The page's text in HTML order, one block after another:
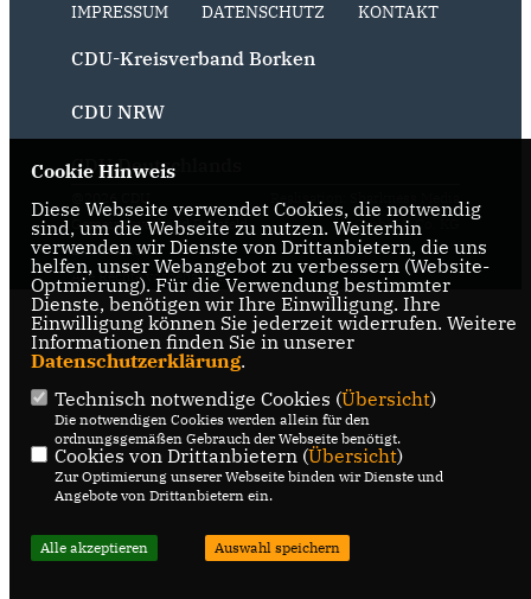
IMPRESSUM DATENSCHUTZ KONTAKT
CDU-Kreisverband Borken
CDU NRW
CDU Deutschlands
@2026 CDU
Gemeindeverband Raesfeld-
Erle-Homer
Alle Rechte vorbehalten.
Realisation: Sharkness Media
GmbH & Co. KG
Cookie Hinweis
Diese Webseite verwendet Cookies, die notwendig
sind, um die Webseite zu nutzen. Weiterhin
verwenden wir Dienste von Drittanbietern, die uns
helfen, unser Webangebot zu verbessern (Website-
Optmierung). Für die Verwendung bestimmter
Dienste, benötigen wir Ihre Einwilligung. Ihre
Einwilligung können Sie jederzeit widerrufen. Weitere
Informationen finden Sie in unserer
Datenschutzerklärung.
Technisch notwendige Cookies (Übersicht)
Die notwendigen Cookies werden allein für den
ordnungsgemäßen Gebrauch der Webseite benötigt.
Cookies von Drittanbietern (Übersicht)
Zur Optimierung unserer Webseite binden wir Dienste und
Angebote von Drittanbietern ein.
Alle akzeptieren Auswahl speichern